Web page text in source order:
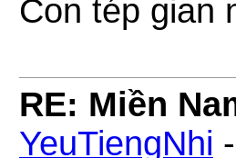
Con tép gian
RE: Miền
YeuTiengNhi -